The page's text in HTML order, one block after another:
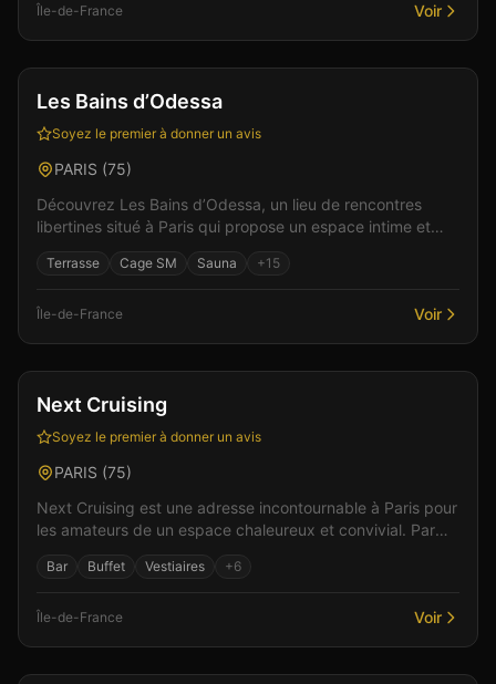
Île-de-France Voir
Bar Club +5
Les Bains d’Odessa
Soyez le premier à donner un avis
PARIS (75)
Découvrez Les Bains d’Odessa, un lieu de rencontres
libertines situé à Paris qui propose un espace intime et
Terrasse Cage SM Sauna +15
Île-de-France Voir
Bar Club +5
Next Cruising
Soyez le premier à donner un avis
PARIS (75)
Next Cruising est une adresse incontournable à Paris pour
les amateurs de un espace chaleureux et convivial. Parmi
Bar Buffet Vestiaires +6
Île-de-France Voir
Bar Club +6